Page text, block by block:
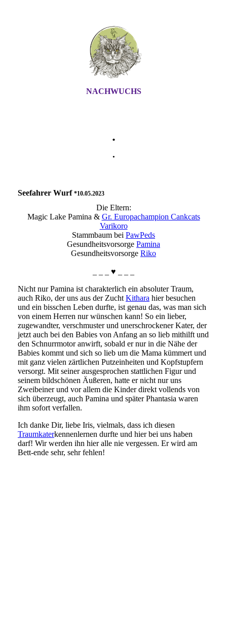
NACHWUCHS
.
.
Seefahrer Wurf *10.05.2023
Die Eltern:
Magic Lake Pamina & Gr. Europachampion Cankcats
Varikoro
Stammbaum bei PawPeds
Gesundheitsvorsorge Pamina
Gesundheitsvorsorge Riko
_ _ _ ♥ _ _ _
Nicht nur Pamina ist charakterlich ein absoluter Traum,
auch Riko, der uns aus der Zucht Kithara hier besuchen
und ein bisschen Leben durfte, ist genau das, was man sich
von einem Herren nur wünschen kann! So ein lieber,
zugewandter, verschmuster und unerschrockener Kater, der
jetzt auch bei den Babies von Anfang an so lieb mithilft und
den Schnurrmotor anwirft, sobald er nur in die Nähe der
Babies kommt und sich so lieb um die Mama kümmert und
mit ganz vielen zärtlichen Putzeinheiten und Kopfstupfern
versorgt. Mit seiner ausgesprochen stattlichen Figur und
seinem bildschönen Äußeren, hatte er nicht nur uns
Zweibeiner und vor allem die Kinder direkt vollends von
sich überzeugt, auch Pamina und später Phantasia waren
ihm sofort verfallen.
Ich danke Dir, liebe Iris, vielmals, dass ich diesen
Traumkaterkennenlernen durfte und hier bei uns haben
darf! Wir werden ihn hier alle nie vergessen. Er wird am
Bett-ende sehr, sehr fehlen!